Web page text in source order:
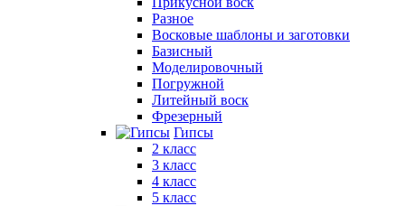
Разное
Восковые шаблоны и заготовки
Базисный
Моделировочный
Погружной
Литейный воск
Фрезерный
Гипсы
2 класс
3 класс
4 класс
5 класс